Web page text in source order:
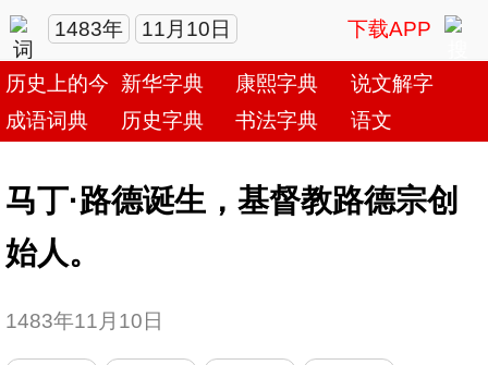
1483年 11月10日 下载APP
历史上的今天新华字典 康熙字典
说文解字
成语词典
历史字典 书法字典 语文
马丁·路德诞生，基督教路德宗创
始人。
1483年11月10日